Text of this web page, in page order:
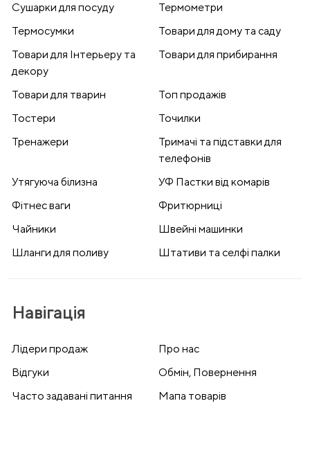
Сушарки для посуду
Термометри
Термосумки
Товари для дому та саду
Товари для Інтерьеру та
декору
Товари для прибирання
Товари для тварин
Топ продажів
Тостери
Точилки
Тренажери
Тримачі та підставки для
телефонів
Утягуюча білизна
УФ Пастки від комарів
Фітнес ваги
Фритюрниці
Чайники
Швейні машинки
Шланги для поливу
Штативи та селфі палки
Навігація
Лідери продаж
Про нас
Відгуки
Обмін, Повернення
Часто задавані питання
Мапа товарів